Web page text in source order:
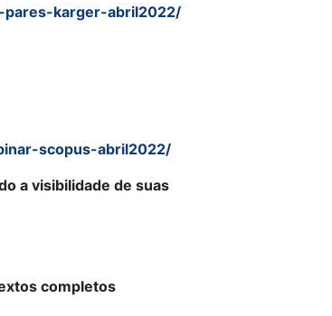
karger-abril2022/
scopus-abril2022/
a visibilidade de suas
completos